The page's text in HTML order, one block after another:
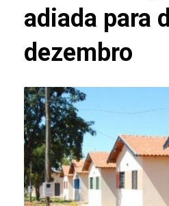
adiada para
dezembro